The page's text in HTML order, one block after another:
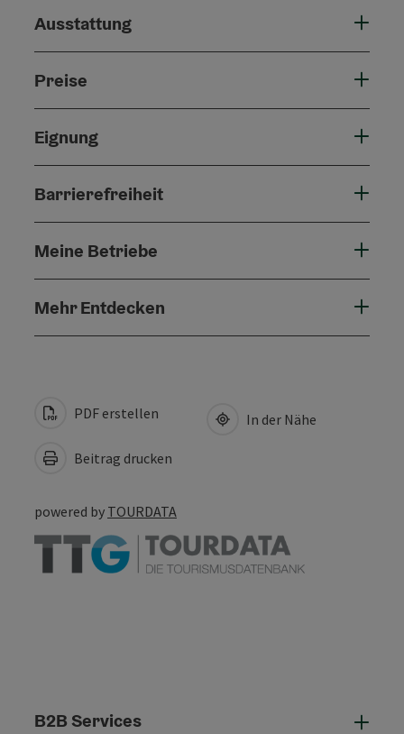
Ausstattung
Preise
Eignung
Barrierefreiheit
Meine Betriebe
Mehr Entdecken
PDF erstellen
Beitrag drucken
In der Nähe
powered by TOURDATA
B2B Services